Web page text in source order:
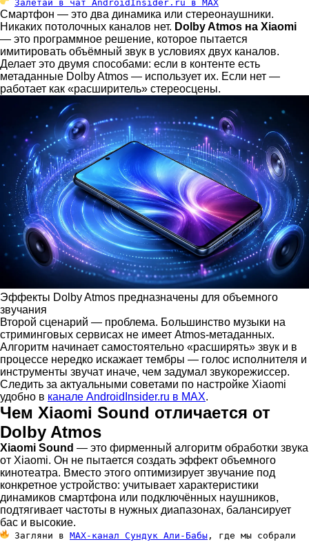
Залетай в чат AndroidInsider.ru в MAX
Смартфон — это два динамика или стереонаушники.
Никаких потолочных каналов нет. Dolby Atmos на Xiaomi
— это программное решение, которое пытается
имитировать объёмный звук в условиях двух каналов.
Делает это двумя способами: если в контенте есть
метаданные Dolby Atmos — использует их. Если нет —
работает как «расширитель» стереосцены.
Эффекты Dolby Atmos предназначены для объемного
звучания
Второй сценарий — проблема. Большинство музыки на
стриминговых сервисах не имеет Atmos-метаданных.
Алгоритм начинает самостоятельно «расширять» звук и в
процессе нередко искажает тембры — голос исполнителя и
инструменты звучат иначе, чем задумал звукорежиссер.
Следить за актуальными советами по настройке Xiaomi
удобно в канале AndroidInsider.ru в MAX.
Чем Xiaomi Sound отличается от
Dolby Atmos
Xiaomi Sound — это фирменный алгоритм обработки звука
от Xiaomi. Он не пытается создать эффект объемного
кинотеатра. Вместо этого оптимизирует звучание под
конкретное устройство: учитывает характеристики
динамиков смартфона или подключённых наушников,
подтягивает частоты в нужных диапазонах, балансирует
бас и высокие.
Загляни в MAX-канал Сундук Али-Бабы , где мы собрали